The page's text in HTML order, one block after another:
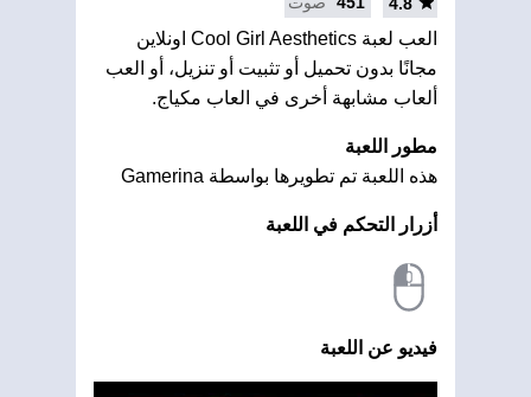
العب لعبة Cool Girl Aesthetics اونلاين
مجانًا بدون تحميل أو تثبيت أو تنزيل، أو العب
ألعاب مشابهة أخرى في العاب مكياج.
مطور اللعبة
هذه اللعبة تم تطويرها بواسطة Gamerina
أزرار التحكم في اللعبة
فيديو عن اللعبة